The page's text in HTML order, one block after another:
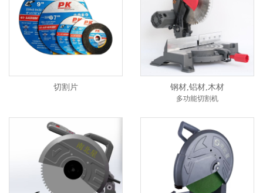
切割片 钢材,铝材,木材
多功能切割机